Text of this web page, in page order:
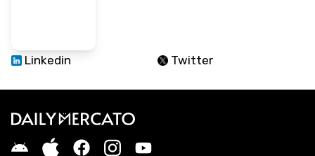
Linkedin Twitter